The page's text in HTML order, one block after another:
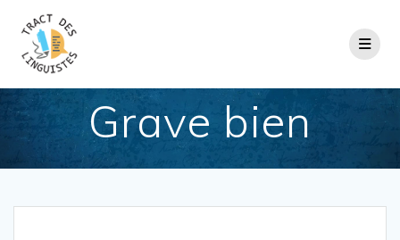
Grave bien